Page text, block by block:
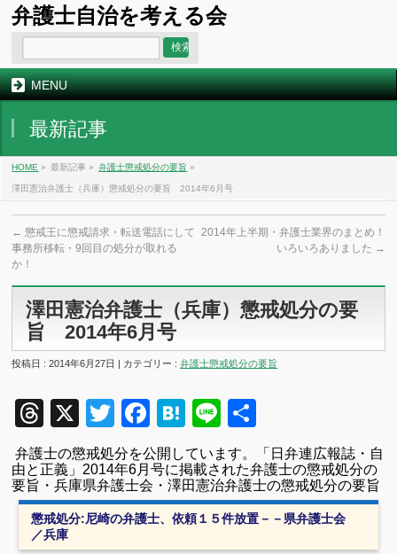
弁護士自治を考える会
MENU
最新記事
HOME » 最新記事 » 弁護士懲戒処分の要旨 »
澤田憲治弁護士（兵庫）懲戒処分の要旨 2014年6月号
← 懲戒王に懲戒請求・転送電話にして
事務所移転・9回目の処分が取れる
か！
2014年上半期・弁護士業界のまとめ！
いろいろありました →
澤田憲治弁護士（兵庫）懲戒処分の要
旨 2014年6月号
投稿日 : 2014年6月27日 | カテゴリー :弁護士懲戒処分の要旨
Threads
X TwitterFacebook
Hatena
Line
有
弁護士の懲戒処分を公開しています。
「日弁連広報誌・自
由と正義」 2014年6月号に掲載された弁護士の懲戒処分の
要旨・兵庫県弁護士会・澤田憲治弁護士の懲戒処分の要旨
懲戒処分:尼崎の弁護士、依頼１５件放置－－県弁護士会
／兵庫